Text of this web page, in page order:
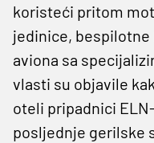
koristeći pritom
jedinice,
aviona sa
vlasti su objavile
oteli pripadnici
posljednje gerilske